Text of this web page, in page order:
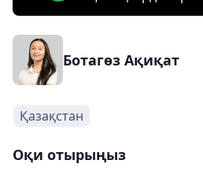
Ботагөз Ақиқат
Қазақстан
Оқи отырыңыз